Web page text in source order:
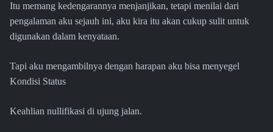
Itu memang kedengarannya menjanjikan, tetapi menilai dari
pengalaman aku sejauh ini, aku kira itu akan cukup sulit untuk
digunakan dalam kenyataan.
Tapi aku mengambilnya dengan harapan aku bisa menyegel
Kondisi Status
Keahlian nullifikasi di ujung jalan.